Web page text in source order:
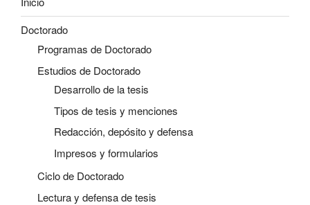
Doctorado
Programas de Doctorado
Estudios de Doctorado
Desarrollo de la tesis
Tipos de tesis y menciones
Redacción, depósito y defensa
Impresos y formularios
Ciclo de Doctorado
Lectura y defensa de tesis